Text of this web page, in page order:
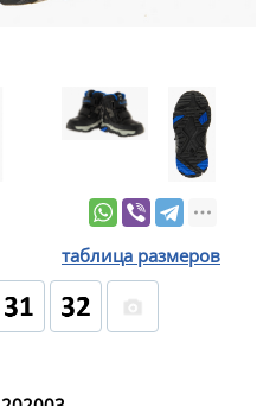
таблица размеров